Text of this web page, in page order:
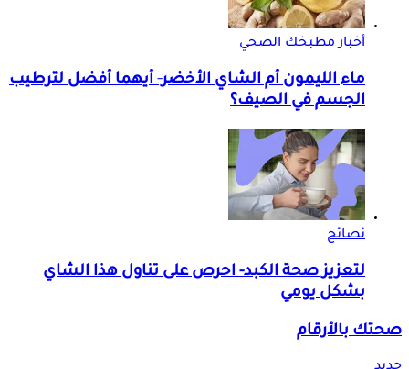
أخبار مطبخك الصحي
ماء الليمون أم الشاي الأخضر- أيهما أفضل لترطيب
الجسم في الصيف؟
نصائح
لتعزيز صحة الكبد- احرص على تناول هذا الشاي
بشكل يومي
صحتك بالأرقام